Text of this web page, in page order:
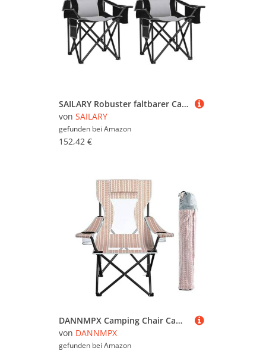
SAILARY Robuster faltbarer Campingstuhl mit Kühltasche, Getränkehalter, Aufbewahrungstasche, 204 kg Kapazität mit großen Anti-Sink-Füßen, tragbarer, gepolsterter Stuhl für Camping, Strand, Angeln
von SAILARY
gefunden bei Amazon
152,42 €
DANNMPX Camping Chair Campingstuhl Tragbarer Angel-Klappstuhl Mit Getränkehalter-Tragetasche Leichtgewichtig Für Strand-Rucksacktouren Klappbarer Campingstuhl(A)
von DANNMPX
gefunden bei Amazon